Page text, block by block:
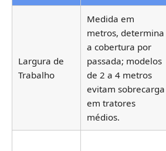
Largura de
Trabalho
Medida em
metros, determina
a cobertura por
passada; modelos
de 2 a 4 metros
evitam sobrecarga
em tratores
médios.